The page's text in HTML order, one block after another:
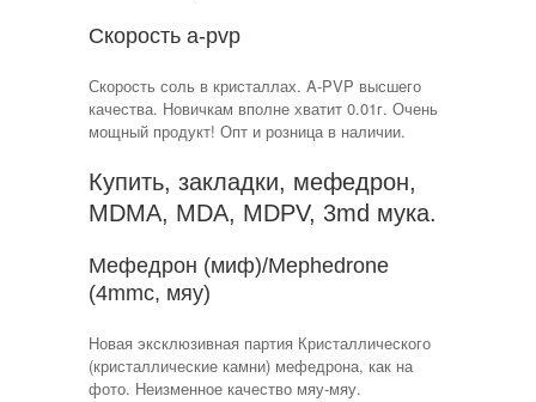
Скорость a-pvp
Скорость соль в кристаллах. A-PVP высшего
качества. Новичкам вполне хватит 0.01г. Очень
мощный продукт! Опт и розница в наличии.
Купить, закладки, мефедрон,
MDMA, MDA, MDPV, 3md мука.
Мефедрон (миф)/Mephedrone
(4mmc, мяу)
Новая эксклюзивная партия Кристаллического
(кристаллические камни) мефедрона, как на
фото. Неизменное качество мяу-мяу.